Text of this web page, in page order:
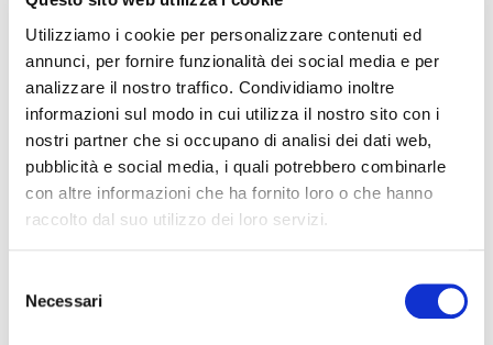
Utilizziamo i cookie per personalizzare contenuti ed
annunci, per fornire funzionalità dei social media e per
analizzare il nostro traffico. Condividiamo inoltre
informazioni sul modo in cui utilizza il nostro sito con i
nostri partner che si occupano di analisi dei dati web,
pubblicità e social media, i quali potrebbero combinarle
con altre informazioni che ha fornito loro o che hanno
raccolto dal suo utilizzo dei loro servizi.
delNecessari
riuscirà ad essere fisicamente presente di
recuperarne i contenuti.
Parola chiave: sostenibilità
Centrale anche quest’anno sarà la
sostenibilità, con in particolare una giornata
- mercoledì 21 ottobre – interamente
dedicata alla tematica. Quest’ultima, anche
stata così attuale - con un aumento